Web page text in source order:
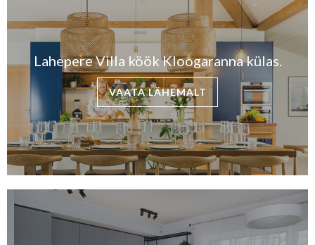
Lahepere Villa köök Kloogaranna külas.
VAATA LÄHEMALT